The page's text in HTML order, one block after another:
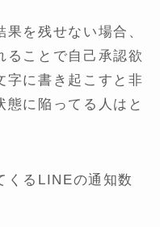
を残せない場合、
ることで自己承認欲
字に書き起こすと非
に陥ってる人はと
くるLINEの通知数